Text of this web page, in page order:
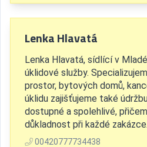
Lenka Hlavatá
Lenka Hlavatá, sídlící v
úklidové služby.
prostor, bytových domů,
úklidu zajišťujeme také
dostupné a spolehlivé,
důkladnost při každé zakázce.
00420777734438